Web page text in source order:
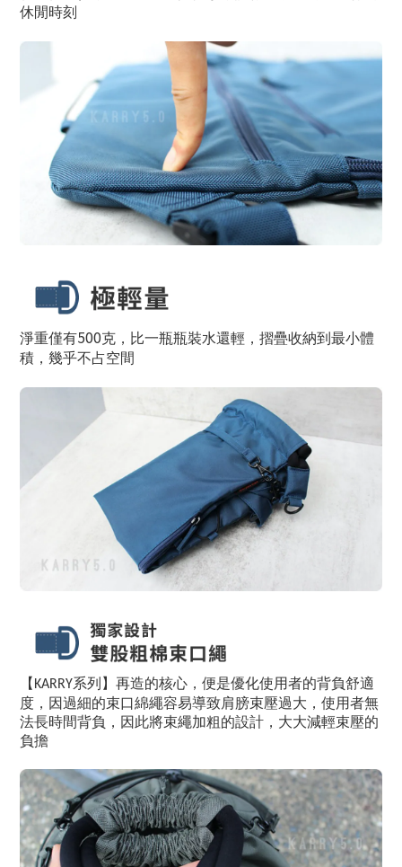
休閒時刻
淨重僅有500克，比一瓶瓶裝水還輕，摺疊收納到最小體
積，幾乎不占空間
【KARRY系列】再造的核心，便是優化使用者的背負舒適
度，因過細的束口綿繩容易導致肩膀束壓過大，使用者無
法長時間背負，因此將束繩加粗的設計，大大減輕束壓的
負擔